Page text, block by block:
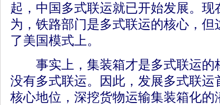
起，中国多式联运就已开始发展。现
为，铁路部门是多式联运的核心，
了美国模式上。
事实上，集装箱才是多式联运的
没有多式联运。因此，发展多式联运
核心地位，深挖货物运输集装箱化的